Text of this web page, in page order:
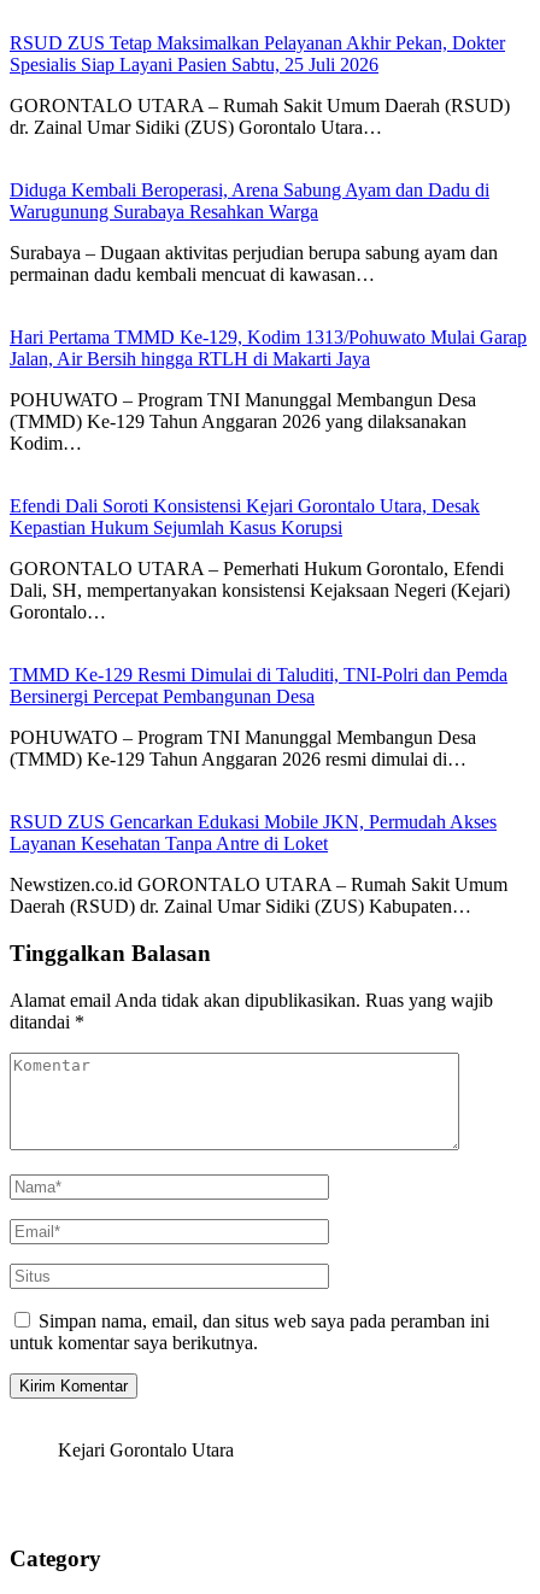
RSUD ZUS Tetap Maksimalkan Pelayanan Akhir Pekan, Dokter
Spesialis Siap Layani Pasien Sabtu, 25 Juli 2026
GORONTALO UTARA – Rumah Sakit Umum Daerah (RSUD)
dr. Zainal Umar Sidiki (ZUS) Gorontalo Utara…
Diduga Kembali Beroperasi, Arena Sabung Ayam dan Dadu di
Warugunung Surabaya Resahkan Warga
Surabaya – Dugaan aktivitas perjudian berupa sabung ayam dan
permainan dadu kembali mencuat di kawasan…
Hari Pertama TMMD Ke-129, Kodim 1313/Pohuwato Mulai Garap
Jalan, Air Bersih hingga RTLH di Makarti Jaya
POHUWATO – Program TNI Manunggal Membangun Desa
(TMMD) Ke-129 Tahun Anggaran 2026 yang dilaksanakan
Kodim…
Efendi Dali Soroti Konsistensi Kejari Gorontalo Utara, Desak
Kepastian Hukum Sejumlah Kasus Korupsi
GORONTALO UTARA – Pemerhati Hukum Gorontalo, Efendi
Dali, SH, mempertanyakan konsistensi Kejaksaan Negeri (Kejari)
Gorontalo…
TMMD Ke-129 Resmi Dimulai di Taluditi, TNI-Polri dan Pemda
Bersinergi Percepat Pembangunan Desa
POHUWATO – Program TNI Manunggal Membangun Desa
(TMMD) Ke-129 Tahun Anggaran 2026 resmi dimulai di…
RSUD ZUS Gencarkan Edukasi Mobile JKN, Permudah Akses
Layanan Kesehatan Tanpa Antre di Loket
Newstizen.co.id GORONTALO UTARA – Rumah Sakit Umum
Daerah (RSUD) dr. Zainal Umar Sidiki (ZUS) Kabupaten…
Tinggalkan Balasan
Alamat email Anda tidak akan dipublikasikan. Ruas yang wajib
ditandai *
Simpan nama, email, dan situs web saya pada peramban ini
untuk komentar saya berikutnya.
Kejari Gorontalo Utara
Category